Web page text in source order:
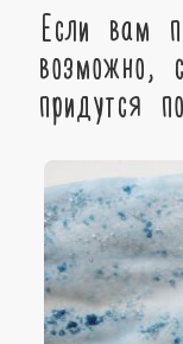
Если вам
возможно,
придутся